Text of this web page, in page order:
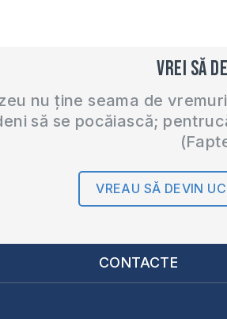
Vrei să
nu ține seama de
să se pocăiască;
VREAU SĂ DEVIN
CONTACTE